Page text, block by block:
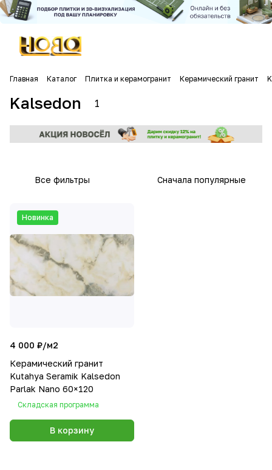
Главная Каталог Плитка и керамогранит Керамический гранит
Kalsedon 1
Все фильтры Сначала популярные
Новинка
4 000 ₽/м2
Керамический гранит
Kutahya Seramik Kalsedon
Parlak Nano 60×120
Складская программа
В корзину